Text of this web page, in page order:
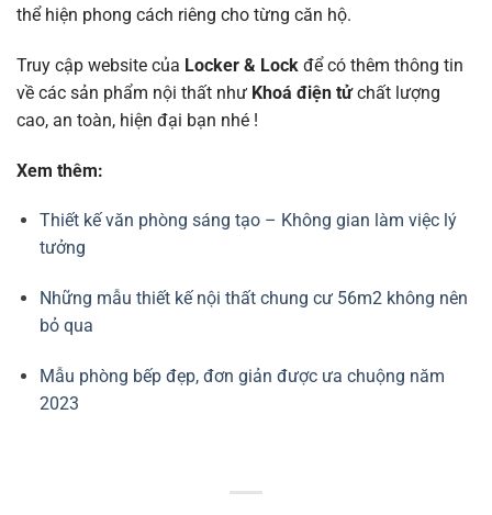
thể hiện phong cách riêng cho từng căn hộ.
Truy cập website của Locker & Lock để có thêm thông tin
về các sản phẩm nội thất như Khoá điện tửchất lượng
cao, an toàn, hiện đại bạn nhé !
Xem thêm:
Thiết kế văn phòng sáng tạo – Không gian làm việc lý
tưởng
Những mẫu thiết kế nội thất chung cư 56m2 không nên
bỏ qua
Mẫu phòng bếp đẹp, đơn giản được ưa chuộng năm
2023